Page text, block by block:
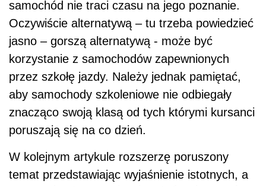
samochód nie traci czasu na jego poznanie.
Oczywiście alternatywą – tu trzeba powiedzieć
jasno – gorszą alternatywą - może być
korzystanie z samochodów zapewnionych
przez szkołę jazdy. Należy jednak pamiętać,
aby samochody szkoleniowe nie odbiegały
znacząco swoją klasą od tych którymi kursanci
poruszają się na co dzień.
W kolejnym artykule rozszerzę poruszony
temat przedstawiając wyjaśnienie istotnych, a